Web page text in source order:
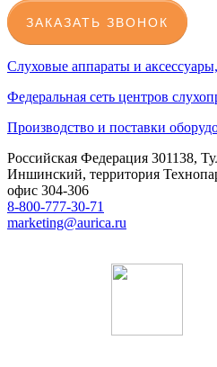
ЗАКАЗАТЬ ЗВОНОК
Слуховые аппараты и
Федеральная сеть центров
Производство и поставки
Российская Федерация 301138,
Иншинский, территория
офис 304-306
8-800-777-30-71
marketing@aurica.ru